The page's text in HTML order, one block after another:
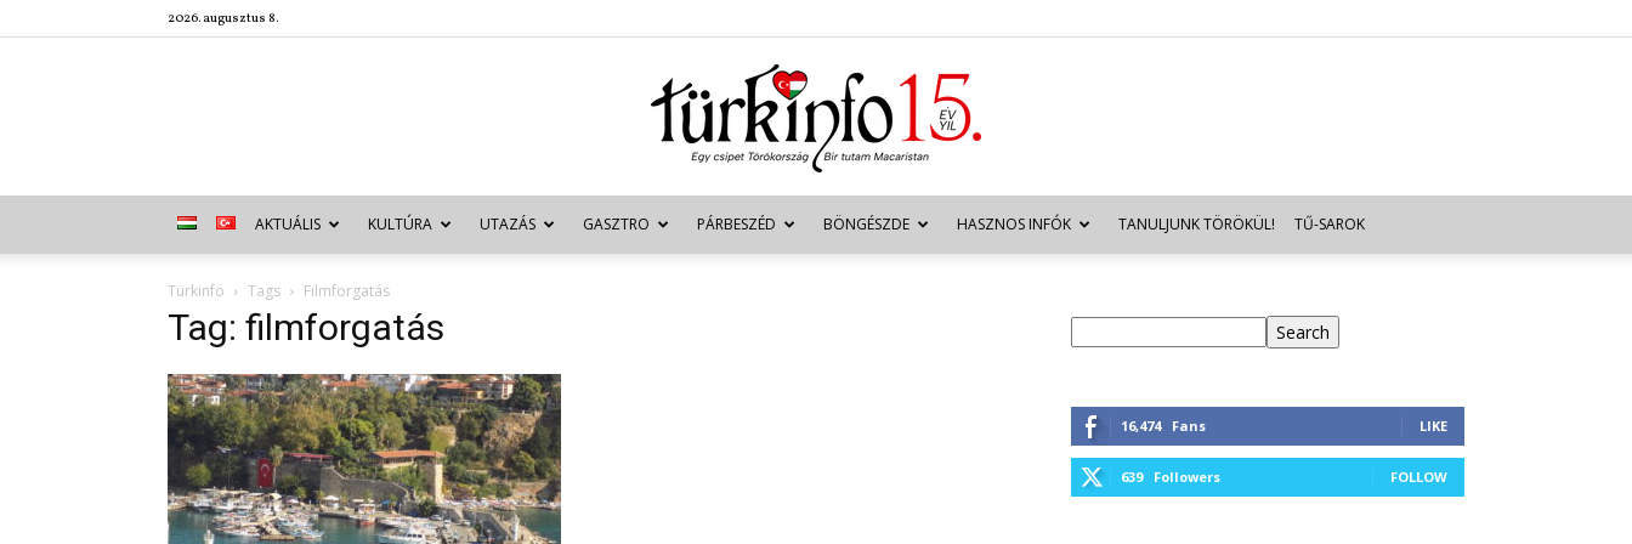
2026. augusztus 8.
Türkinfo
AKTUÁLIS KULTÚRA UTAZÁS GASZTRO PÁRBESZÉD BÖNGÉSZDE HASZNOS INFÓK TANULJUNK TÖRÖKÜL! TŰ-SAROK
Türkinfo Tags Filmforgatás
Tag: filmforgatás Search
16,474 Fans LIKE
639 Followers FOLLOW